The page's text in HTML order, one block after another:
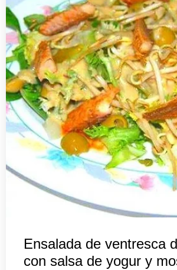
Ensalada de ventresca
con salsa de yogur y